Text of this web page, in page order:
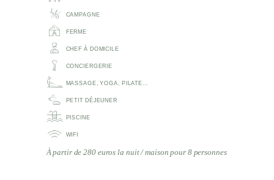
CAMPAGNE
FERME
CHEF À DOMICILE
CONCIERGERIE
MASSAGE, YOGA, PILATE...
PETIT DÉJEUNER
PISCINE
WIFI
À partir de 280 euros la nuit / maison pour 8 personnes